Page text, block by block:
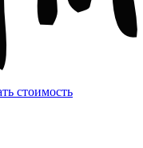
стоимость